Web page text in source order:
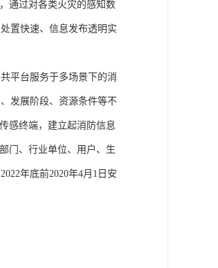
通过对各类火灾的感知数
置快速、信息发布透明实
平台服务于多场景下的消
发展阶段、资源条件等不
感终端，建立起消防信息
门、行业单位、用户、生
年底前2020年4月1日安